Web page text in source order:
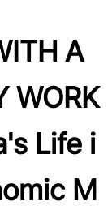
A
WORK
Life i
M